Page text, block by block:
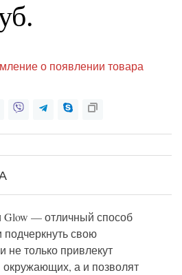
о появлении товара
— отличный способ
свою
не только привлекут
а и позволят